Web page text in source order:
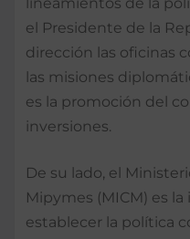
el Presidente de la
dirección las oficinas
las misiones
es la promoción del
inversiones.
De su lado, el
Mipymes (MICM) es
establecer la política